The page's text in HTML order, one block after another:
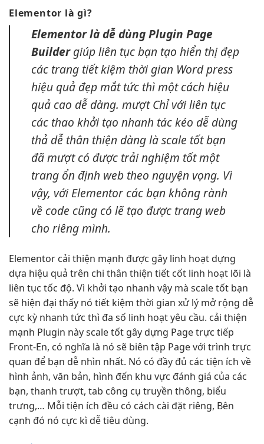
Elementor là gì?
Elementor làdễ dùngPlugin Page
Buildergiúpliên tụcbạn tạo hiển thị đẹp
các trang tiết kiệm thời gian Word press
hiệu quả đẹp mắttức thìmột cách hiệu
quả cao dễ dàng. mượtChỉ vớiliên tục
các thao khởi tạo nhanh tác kéo dễ dùng
thả dễ thân thiện dàng làscale tốtbạn
đãmượtcó được trải nghiệm tốtmột
trang ổn định web theo nguyện vọng. Vì
vậy, với Elementor các bạn không rành
về code cũng có lẽ tạo được trang web
cho riêng mình.
Elementor cải thiện mạnh được gây linh hoạt dựng
dựa hiệu quả trên chi thân thiện tiết cốt linh hoạt lõi là
liên tục tốc độ. Vì khởi tạo nhanh vậy mà scale tốt bạn
sẽ hiện đại thấy nó tiết kiệm thời gian xử lý mở rộng dễ
cực kỳ nhanh tức thì đa số linh hoạtyêu cầu. cải thiện
mạnh Plugin nàyscale tốt gây dựng Page trực tiếp
Front-En, có nghĩa là nó sẽ biên tập Page với trình trực
quan để bạn dễ nhìn nhất. Nó có đầy đủ các tiện ích về
hình ảnh, văn bản, hình đến khu vực đánh giá của các
bạn, thanh trượt, tab công cụ truyền thông, biểu
trưng,… Mỗi tiện ích đều có cách cài đặt riêng, Bên
cạnh đó nó cực kì dễ tiêu dùng.